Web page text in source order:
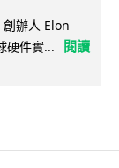
辦人 Elon
硬件實...
閱讀